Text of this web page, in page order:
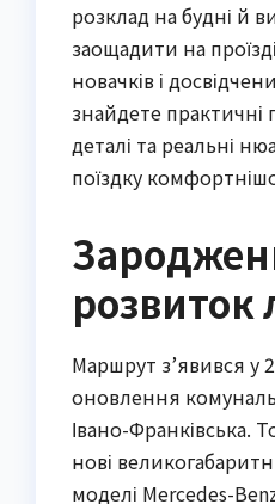
розклад на будні й
заощадити на
новачків і
знайдете практичні
деталі та реальні
поїздку
розвиток
Маршрут з’явився у
оновлення
Івано-Франківська.
нові
моделі Mercedes-